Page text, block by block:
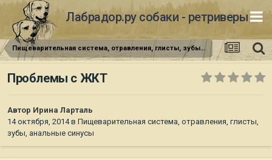
Лабрадор.ру собаки - ретриверы
Пищеварительная система, отравления, глисты, зубы, анальные синусы
Проблемы с ЖКТ
Автор Ирина Ларталь
14 октября, 2014в Пищеварительная система, отравления, глисты,
зубы, анальные синусы